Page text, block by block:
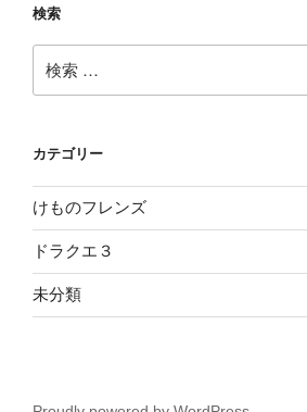
検索
索:
カテゴリー
けものフレンズ
ドラクエ３
未分類